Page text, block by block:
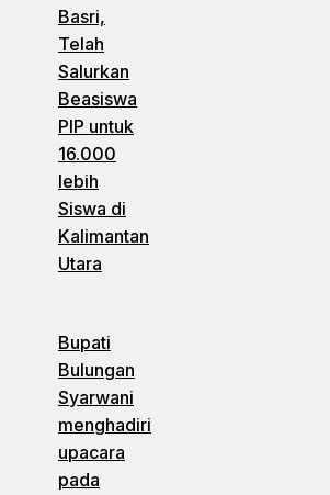
Basri,
Telah
Salurkan
Beasiswa
PIP untuk
16.000
lebih
Siswa di
Kalimantan
Utara
Bupati
Bulungan
Syarwani
menghadiri
upacara
pada